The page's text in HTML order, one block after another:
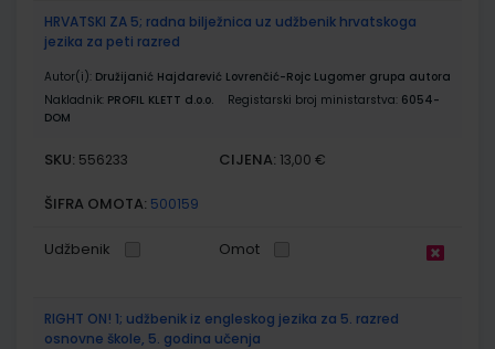
HRVATSKI ZA 5; radna bilježnica uz udžbenik hrvatskoga
jezika za peti razred
Autor(i): Družijanić Hajdarević Lovrenčić-Rojc Lugomer grupa autora
Nakladnik: PROFIL KLETT d.o.o. Registarski broj ministarstva: 6054-
DOM
SKU: 556233 CIJENA: 13,00 €
ŠIFRA OMOTA: 500159
Udžbenik Omot
RIGHT ON! 1; udžbenik iz engleskog jezika za 5. razred
osnovne škole, 5. godina učenja